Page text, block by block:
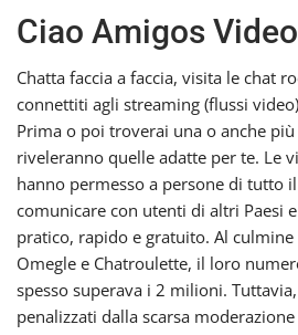
Ciao Amigos
Chatta faccia a faccia, visita le chat
connettiti agli streaming (flussi
Prima o poi troverai una o anche
riveleranno quelle adatte per te. Le
hanno permesso a persone di tutto
comunicare con utenti di altri Paesi
pratico, rapido e gratuito. Al
Omegle e Chatroulette, il loro
spesso superava i 2 milioni.
penalizzati dalla scarsa